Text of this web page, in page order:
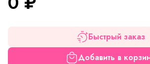
Быстрый заказ
Добавить в